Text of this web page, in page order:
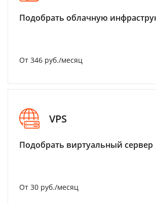
Подобрать облачную
От 346 руб./месяц
VPS
Подобрать виртуальный сервер
От 30 руб./месяц